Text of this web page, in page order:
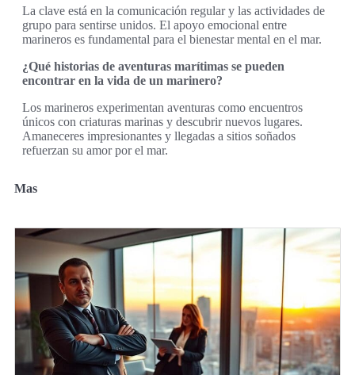
La clave está en la comunicación regular y las actividades de
grupo para sentirse unidos. El apoyo emocional entre
marineros es fundamental para el bienestar mental en el mar.
¿Qué historias de aventuras marítimas se pueden
encontrar en la vida de un marinero?
Los marineros experimentan aventuras como encuentros
únicos con criaturas marinas y descubrir nuevos lugares.
Amaneceres impresionantes y llegadas a sitios soñados
refuerzan su amor por el mar.
Mas